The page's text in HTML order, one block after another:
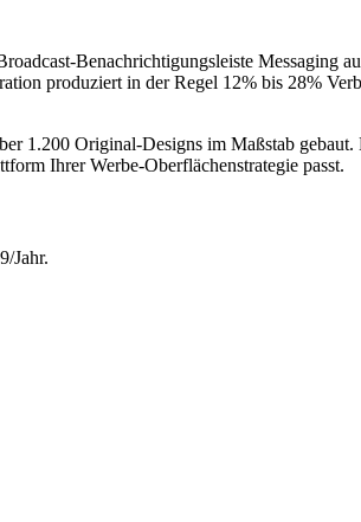
Benachrichtigungsleiste
produziert in der Regel 12% bis 28%
Original-Designs im Maßstab gebaut.
Ihrer Werbe-Oberflächenstrategie passt.
Jahr.